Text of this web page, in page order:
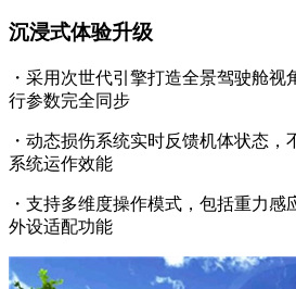
沉浸式体验升级
・采用次世代引擎打造全景驾驶舱
行参数完全同步
・动态损伤系统实时反馈机体状态，
系统运作效能
・支持多维度操作模式，包括重力
外设适配功能